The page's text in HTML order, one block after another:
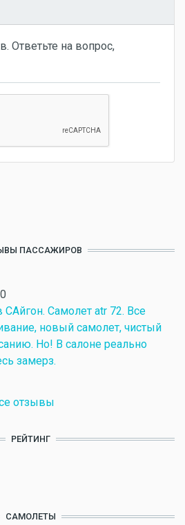
Ответьте на вопрос,
ПАССАЖИРОВ
САйгон. Самолет atr 72. Все
новый самолет, чистый
Но! В салоне реально
замерз.
отзывы
РЕЙТИНГ
САМОЛЕТЫ